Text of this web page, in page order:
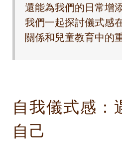
還能為我們的日常增
我們一起探討儀式感
關係和兒童教育中的
自我儀式感：
自己